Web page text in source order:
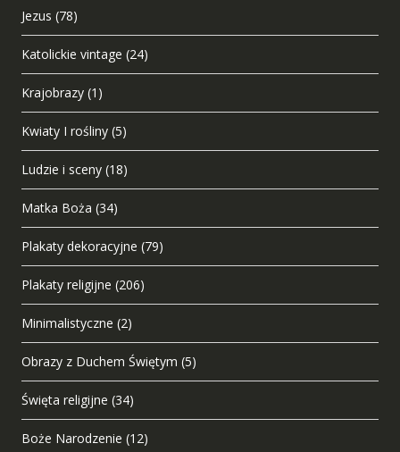
Jezus (78)
Katolickie vintage (24)
Krajobrazy (1)
Kwiaty I rośliny (5)
Ludzie i sceny (18)
Matka Boża (34)
Plakaty dekoracyjne (79)
Plakaty religijne (206)
Minimalistyczne (2)
Obrazy z Duchem Świętym (5)
Święta religijne (34)
Boże Narodzenie (12)